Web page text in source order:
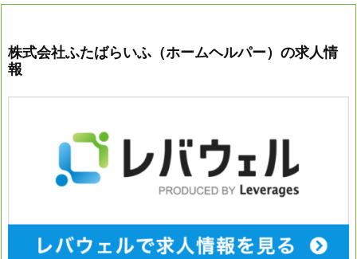
株式会社ふたばらいふ（ホームヘルパー）の求人情
報